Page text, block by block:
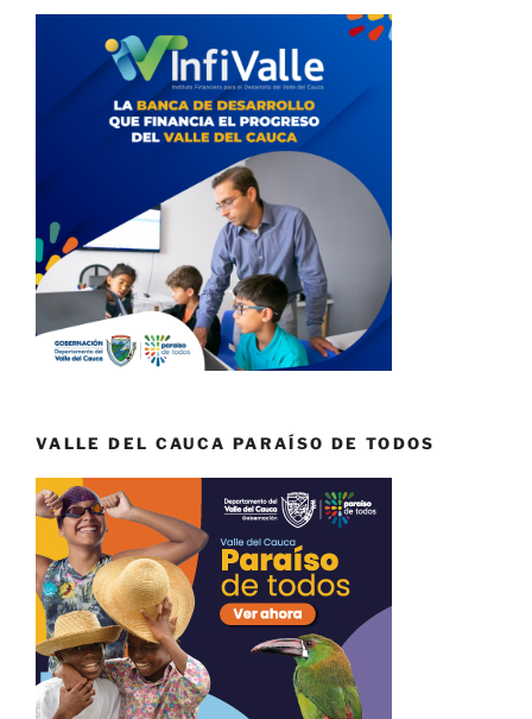
VALLE DEL CAUCA PARAÍSO DE TODOS